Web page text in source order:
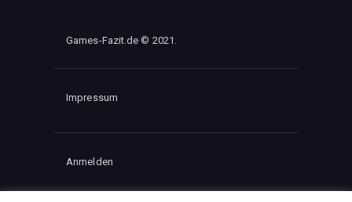
Games-Fazit.de © 2021.
Impressum
Anmelden